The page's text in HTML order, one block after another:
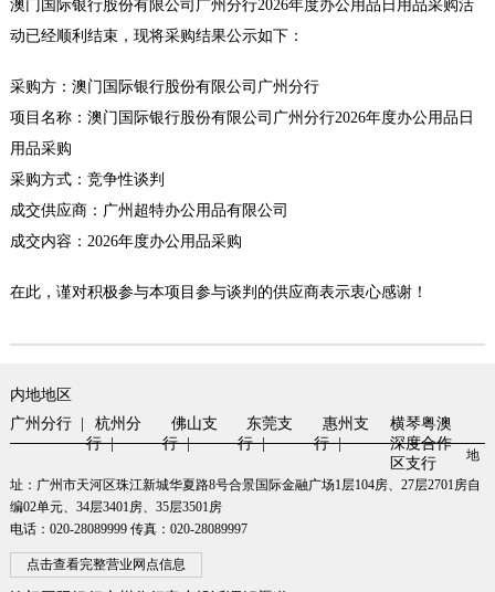
澳门国际银行股份有限公司广州分行2026年度办公用品日用品采购活
动已经顺利结束，现将采购结果公示如下：
采购方：澳门国际银行股份有限公司广州分行
项目名称：澳门国际银行股份有限公司广州分行2026年度办公用品日
用品采购
采购方式：竞争性谈判
成交供应商：广州超特办公用品有限公司
成交内容：2026年度办公用品采购
在此，谨对积极参与本项目参与谈判的供应商表示衷心感谢！
内地地区
广州分行 |
杭州分
行 |
佛山支
行 |
东莞支
行 |
惠州支
行 |
横琴粤澳
深度合作
区支行
地
址：广州市天河区珠江新城华夏路8号合景国际金融广场1层104房、27层2701房自
编02单元、34层3401房、35层3501房
电话：020-28089999 传真：020-28089997
点击查看完整营业网点信息